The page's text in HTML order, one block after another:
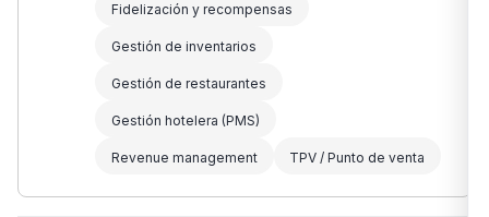
Fidelización y recompensas
Gestión de inventarios
Gestión de restaurantes
Gestión hotelera (PMS)
Revenue management TPV / Punto de venta